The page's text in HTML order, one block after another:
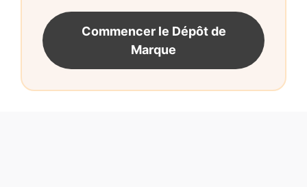
Commencer le Dépôt de
Marque